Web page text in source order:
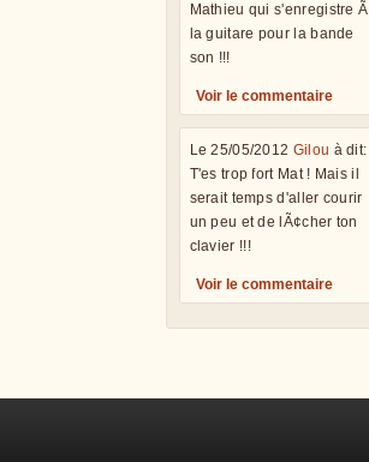
Mathieu qui s'enregistre Ã
la guitare pour la bande
son !!!
Voir le commentaire
Le 25/05/2012 Gilou à dit:
T'es trop fort Mat ! Mais il
serait temps d'aller courir
un peu et de lÃ¢cher ton
clavier !!!
Voir le commentaire